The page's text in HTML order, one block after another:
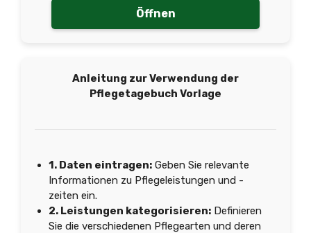
Öffnen
Anleitung zur Verwendung der
Pflegetagebuch Vorlage
1. Daten eintragen: Geben Sie relevante
Informationen zu Pflegeleistungen und -
zeiten ein.
2. Leistungen kategorisieren: Definieren
Sie die verschiedenen Pflegearten und deren